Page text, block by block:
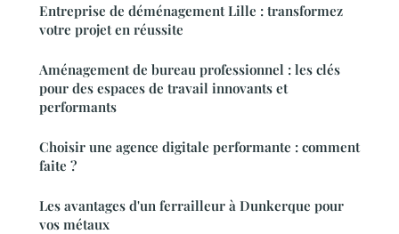
Entreprise de déménagement Lille : transformez
votre projet en réussite
Aménagement de bureau professionnel : les clés
pour des espaces de travail innovants et
performants
Choisir une agence digitale performante : comment
faite ?
Les avantages d'un ferrailleur à Dunkerque pour
vos métaux